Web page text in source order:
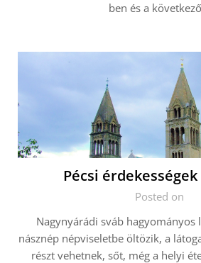
ben és a
Pécsi érdekességek
Posted on
Nagynyárádi sváb hagyományos
násznép népviseletbe öltözik, a
részt vehetnek, sőt, még a helyi